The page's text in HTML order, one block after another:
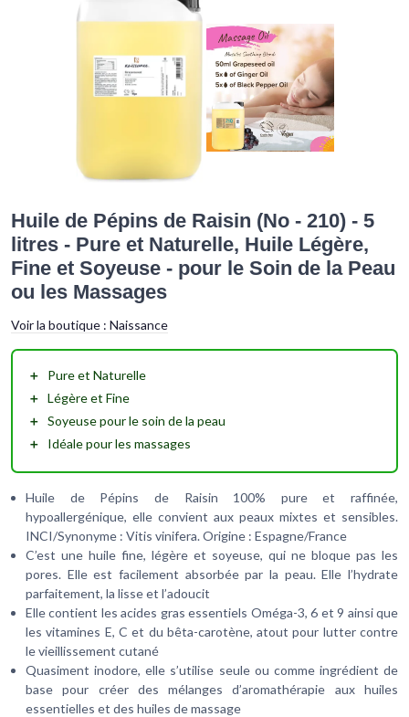
Huile de Pépins de Raisin (No - 210) - 5
litres - Pure et Naturelle, Huile Légère,
Fine et Soyeuse - pour le Soin de la Peau
ou les Massages
Voir la boutique : Naissance
＋ Pureet Naturelle
＋ Légèreet Fine
＋ Soyeusepour le soin de la peau
＋
Idéalepour les massages
Huile de Pépins de Raisin 100% pure et raffinée,
hypoallergénique, elle convient aux peaux mixtes et sensibles.
INCI/Synonyme : Vitis vinifera. Origine : Espagne/France
C’est une huile fine, légère et soyeuse, qui ne bloque pas les
pores. Elle est facilement absorbée par la peau. Elle l’hydrate
parfaitement, la lisse et l’adoucit
Elle contient les acides gras essentiels Oméga-3, 6 et 9 ainsi que
les vitamines E, C et du bêta-carotène, atout pour lutter contre
le vieillissement cutané
Quasiment inodore, elle s’utilise seule ou comme ingrédient de
base pour créer des mélanges d’aromathérapie aux huiles
essentielles et des huiles de massage